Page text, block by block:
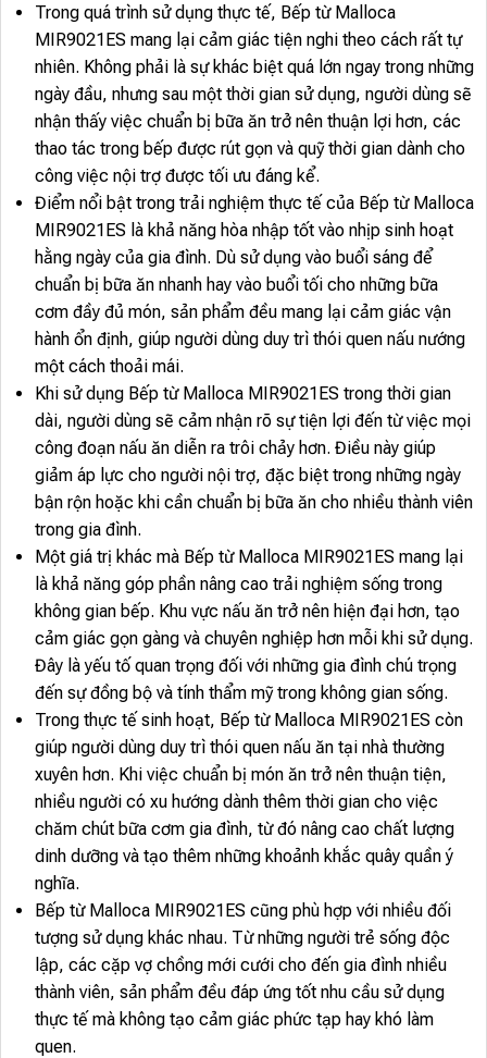
Trong quá trình sử dụng thực tế, Bếp từ Malloca
MIR9021ES mang lại cảm giác tiện nghi theo cách rất tự
nhiên. Không phải là sự khác biệt quá lớn ngay trong những
ngày đầu, nhưng sau một thời gian sử dụng, người dùng sẽ
nhận thấy việc chuẩn bị bữa ăn trở nên thuận lợi hơn, các
thao tác trong bếp được rút gọn và quỹ thời gian dành cho
công việc nội trợ được tối ưu đáng kể.
Điểm nổi bật trong trải nghiệm thực tế của Bếp từ Malloca
MIR9021ES là khả năng hòa nhập tốt vào nhịp sinh hoạt
hằng ngày của gia đình. Dù sử dụng vào buổi sáng để
chuẩn bị bữa ăn nhanh hay vào buổi tối cho những bữa
cơm đầy đủ món, sản phẩm đều mang lại cảm giác vận
hành ổn định, giúp người dùng duy trì thói quen nấu nướng
một cách thoải mái.
Khi sử dụng Bếp từ Malloca MIR9021ES trong thời gian
dài, người dùng sẽ cảm nhận rõ sự tiện lợi đến từ việc mọi
công đoạn nấu ăn diễn ra trôi chảy hơn. Điều này giúp
giảm áp lực cho người nội trợ, đặc biệt trong những ngày
bận rộn hoặc khi cần chuẩn bị bữa ăn cho nhiều thành viên
trong gia đình.
Một giá trị khác mà Bếp từ Malloca MIR9021ES mang lại
là khả năng góp phần nâng cao trải nghiệm sống trong
không gian bếp. Khu vực nấu ăn trở nên hiện đại hơn, tạo
cảm giác gọn gàng và chuyên nghiệp hơn mỗi khi sử dụng.
Đây là yếu tố quan trọng đối với những gia đình chú trọng
đến sự đồng bộ và tính thẩm mỹ trong không gian sống.
Trong thực tế sinh hoạt, Bếp từ Malloca MIR9021ES còn
giúp người dùng duy trì thói quen nấu ăn tại nhà thường
xuyên hơn. Khi việc chuẩn bị món ăn trở nên thuận tiện,
nhiều người có xu hướng dành thêm thời gian cho việc
chăm chút bữa cơm gia đình, từ đó nâng cao chất lượng
dinh dưỡng và tạo thêm những khoảnh khắc quây quần ý
nghĩa.
Bếp từ Malloca MIR9021ES cũng phù hợp với nhiều đối
tượng sử dụng khác nhau. Từ những người trẻ sống độc
lập, các cặp vợ chồng mới cưới cho đến gia đình nhiều
thành viên, sản phẩm đều đáp ứng tốt nhu cầu sử dụng
thực tế mà không tạo cảm giác phức tạp hay khó làm
quen.